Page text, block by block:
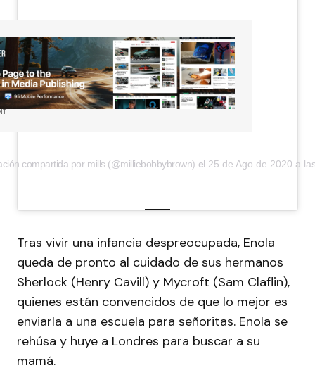
compartida por mills (@milliebobbybrown) el 25 de Ago de 2020 a
Tras vivir una infancia despreocupada, Enola
queda de pronto al cuidado de sus hermanos
Sherlock (Henry Cavill) y Mycroft (Sam Claflin),
quienes están convencidos de que lo mejor es
enviarla a una escuela para señoritas. Enola se
rehúsa y huye a Londres para buscar a su
mamá.